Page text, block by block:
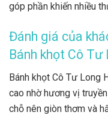
góp phần khiến nhiều
Đánh giá của
Bánh khọt Cô Tư
Bánh khọt Cô Tư Long
cao nhờ hương vị
chỗ nên giòn thơm và